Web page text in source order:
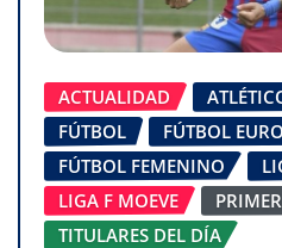
ACTUALIDAD
FÚTBOL
FÚTBOL
FÚTBOL FEMENINO
LIGA F MOEVE
TITULARES DEL DÍA